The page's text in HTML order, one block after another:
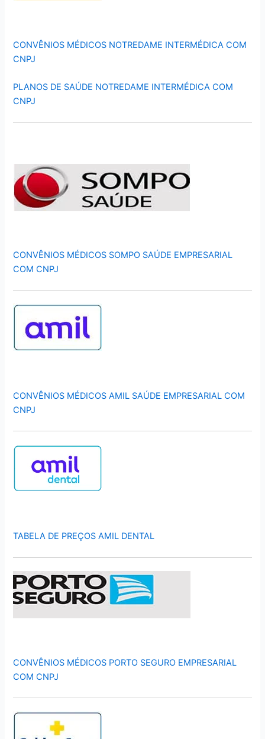
CONVÊNIOS MÉDICOS NOTREDAME INTERMÉDICA COM
CNPJ
PLANOS DE SAÚDE NOTREDAME INTERMÉDICA COM
CNPJ
CONVÊNIOS MÉDICOS SOMPO SAÚDE EMPRESARIAL
COM CNPJ
CONVÊNIOS MÉDICOS AMIL SAÚDE EMPRESARIAL COM
CNPJ
TABELA DE PREÇOS AMIL DENTAL
CONVÊNIOS MÉDICOS PORTO SEGURO EMPRESARIAL
COM CNPJ